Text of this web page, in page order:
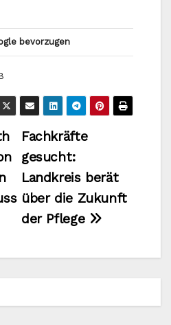
bevorzugen
Fachkräfte
gesucht:
Landkreis berät
über die Zukunft
der Pflege